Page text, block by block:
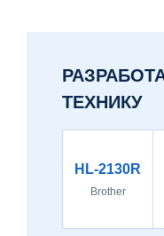
ТЕХНИКУ
HL-2130R
Brother